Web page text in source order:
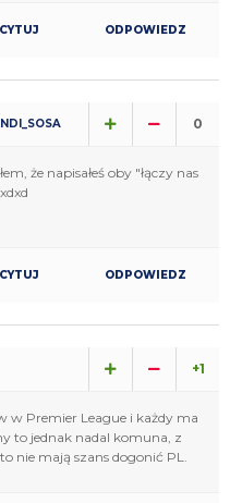
CYTUJ ODPOWIEDZ
0
że napisałeś oby "łączy nas
CYTUJ ODPOWIEDZ
+1
w Premier League i każdy ma
to jednak nadal komuna, z
nie mają szans dogonić PL.